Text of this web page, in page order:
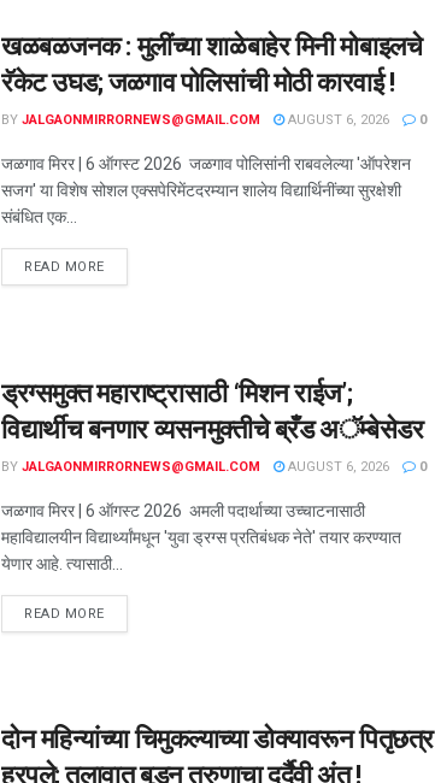
खळबळजनक : मुलींच्या शाळेबाहेर मिनी मोबाइलचे
रॅकेट उघड; जळगाव पोलिसांची मोठी कारवाई !
BY JALGAONMIRRORNEWS@GMAIL.COM AUGUST 6, 2026 0
जळगाव मिरर | 6 ऑगस्ट 2026 जळगाव पोलिसांनी राबवलेल्या 'ऑपरेशन
सजग' या विशेष सोशल एक्सपेरिमेंटदरम्यान शालेय विद्यार्थिनींच्या सुरक्षेशी
संबंधित एक...
READ MORE
ड्रग्समुक्त महाराष्ट्रासाठी ‘मिशन राईज’;
विद्यार्थीच बनणार व्यसनमुक्तीचे ब्रँड अॅम्बेसेडर
BY JALGAONMIRRORNEWS@GMAIL.COM AUGUST 6, 2026 0
जळगाव मिरर | 6 ऑगस्ट 2026 अमली पदार्थाच्या उच्चाटनासाठी
महाविद्यालयीन विद्यार्थ्यांमधून 'युवा ड्रग्स प्रतिबंधक नेते' तयार करण्यात
येणार आहे. त्यासाठी...
READ MORE
दोन महिन्यांच्या चिमुकल्याच्या डोक्यावरून पितृछत्र
हरपले; तलावात बुडून तरुणाचा दुर्दैवी अंत !